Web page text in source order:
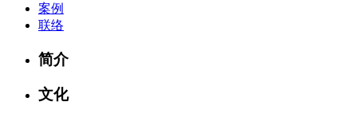
案例
联络
简介
文化